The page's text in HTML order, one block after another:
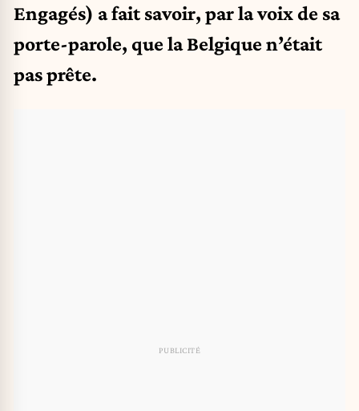
Engagés) a fait savoir, par la voix de sa
porte-parole, que la Belgique n’était
pas prête.